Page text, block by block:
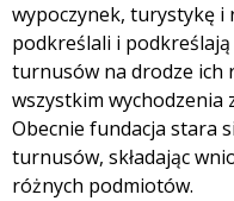
wypoczynek, turystykę i
podkreślali i
turnusów na drodze ich
wszystkim wychodzenia
Obecnie fundacja stara
turnusów, składając
różnych podmiotów.